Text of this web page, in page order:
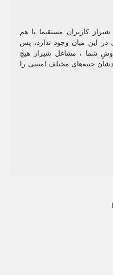
کاربران مستقیما با هم
این میان وجود ندارد، پس
شما ، مشاغل شیراز هیچ
جنبه‌های مختلف امنیتی را